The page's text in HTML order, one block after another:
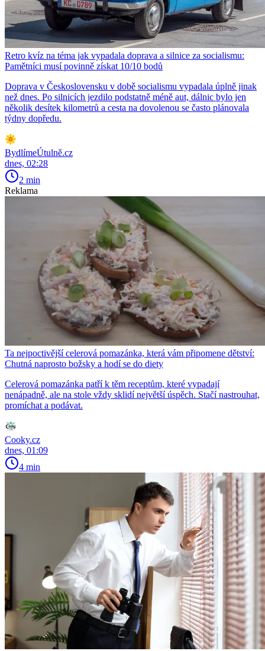
Retro kvíz na téma jak vypadala doprava a silnice za socialismu:
Pamětníci musí povinně získat 10/10 bodů
Doprava v Československu v době socialismu vypadala úplně jinak
než dnes. Po silnicích jezdilo podstatně méně aut, dálnic bylo jen
několik desítek kilometrů a cesta na dovolenou se často plánovala
týdny dopředu.
BydlímeÚtulně.cz
dnes, 02:28
2 min
Reklama
Ta nejpoctivější celerová pomazánka, která vám připomene dětství:
Chutná naprosto božsky a hodí se do diety
Celerová pomazánka patří k těm receptům, které vypadají
nenápadně, ale na stole vždy sklidí největší úspěch. Stačí nastrouhat,
promíchat a podávat.
Cooky.cz
dnes, 01:09
4 min